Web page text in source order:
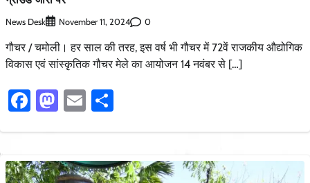
News Desk November 11, 2024 0
गौचर / चमोली। हर साल की तरह, इस वर्ष भी गौचर में 72वें राजकीय औद्योगिक
विकास एवं सांस्कृतिक गौचर मेले का आयोजन 14 नवंबर से […]
Facebook
Mastodon
Email